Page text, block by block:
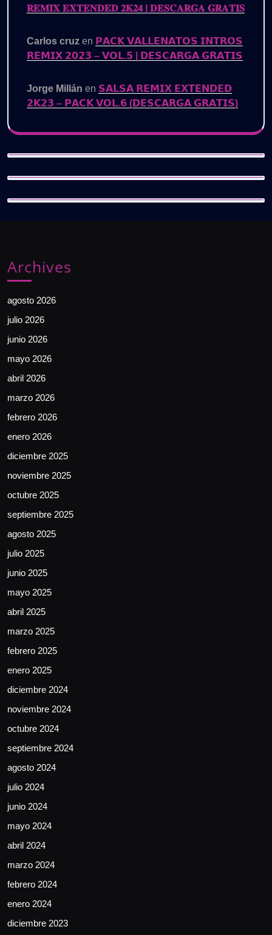
𝐑𝐄𝐌𝐈𝐗 𝐄𝐗𝐓𝐄𝐍𝐃𝐄𝐃 𝟐𝐊𝟐𝟒 | 𝐃𝐄𝐒𝐂𝐀𝐑𝐆𝐀 𝐆𝐑𝐀𝐓𝐈𝐒
Carlos cruz en 𝗣𝗔𝗖𝗞 𝗩𝗔𝗟𝗟𝗘𝗡𝗔𝗧𝗢𝗦 𝗜𝗡𝗧𝗥𝗢𝗦
𝗥𝗘𝗠𝗜𝗫 𝟮𝟬𝟮𝟯 – 𝗩𝗢𝗟.𝟱 | 𝗗𝗘𝗦𝗖𝗔𝗥𝗚𝗔 𝗚𝗥𝗔𝗧𝗜𝗦
Jorge Millán en 𝗦𝗔𝗟𝗦𝗔 𝗥𝗘𝗠𝗜𝗫 𝗘𝗫𝗧𝗘𝗡𝗗𝗘𝗗
𝟮𝗞𝟮𝟯 – 𝗣𝗔𝗖𝗞 𝗩𝗢𝗟.𝟲 (𝗗𝗘𝗦𝗖𝗔𝗥𝗚𝗔 𝗚𝗥𝗔𝗧𝗜𝗦)
Archives
agosto 2026
julio 2026
junio 2026
mayo 2026
abril 2026
marzo 2026
febrero 2026
enero 2026
diciembre 2025
noviembre 2025
octubre 2025
septiembre 2025
agosto 2025
julio 2025
junio 2025
mayo 2025
abril 2025
marzo 2025
febrero 2025
enero 2025
diciembre 2024
noviembre 2024
octubre 2024
septiembre 2024
agosto 2024
julio 2024
junio 2024
mayo 2024
abril 2024
marzo 2024
febrero 2024
enero 2024
diciembre 2023